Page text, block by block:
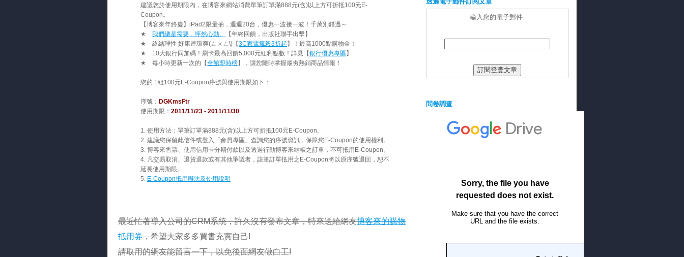
建議您於使用期限內，在博客來網站消費單筆訂單滿888元(含)以上方可折抵100元E-
Coupon。
【博客來年終慶】 iPad2 限量抽，週週20台，優惠一波接一波！千萬別錯過～
★
我們總是需要，怦然心動。
【年終回饋，出版社聯手出擊】
★ 終結理性 好康連環爽(ㄙㄨㄥ\) 【3C家電瘋殺3折起 】！最高1000點購物金！
★
10大銀行同加碼！刷卡最高回饋5,000元紅利點數！詳見【銀行優惠專區】
★ 每小時更新一次的【全館即時榜】，讓您隨時掌握最夯熱銷商品情報！
您的 1組 100元E-Coupon序號與使用期限如下：
序號： DGKmsFtr
使用期限： 2011/11/23 - 2011/11/30
1. 使用方法：單筆訂單滿888元(含)以上方可折抵100元E-Coupon。
2. 建議您保留此信件或登入「會員專區」查詢您的序號資訊，保障您E-Coupon的使用權利。
3. 博客來售票、使用信用卡分期付款以及透過行動博客來結帳之訂單，不可抵用 E-Coupon。
4. 凡交易取消、退貨退款或有其他爭議者，該筆訂單抵用之 E-Coupon將以原序號退回，恕不
延長使用期限。
5. E-Coupon抵用辦法及使用說明
最近忙著導入公司的CRM系統，許久沒有發布文章，特來送給網友博客來的購物
抵用券，希望大家多多買書充實自己!
請取用的網友能留言一下，以免後面網友做白工!
輸入您的電子郵件:
問卷調查